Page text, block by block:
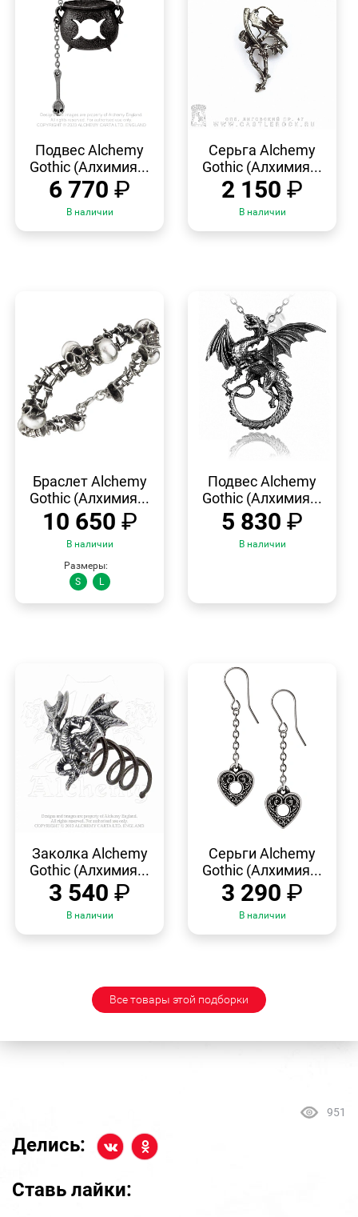
ПРОСМОТР
Подвес Alchemy
Gothic (Алхимия...
6 770 ₽
В наличии
ПРОСМОТР
Серьга Alchemy
Gothic (Алхимия...
2 150 ₽
В наличии
ПРОСМОТР
Браслет Alchemy
Gothic (Алхимия...
10 650 ₽
В наличии
Размеры:
S
L
ПРОСМОТР
Подвес Alchemy
Gothic (Алхимия...
5 830 ₽
В наличии
ПРОСМОТР
Заколка Alchemy
Gothic (Алхимия...
3 540 ₽
В наличии
ПРОСМОТР
Серьги Alchemy
Gothic (Алхимия...
3 290 ₽
В наличии
Все товары этой подборки
951
Делись:
Ставь лайки: